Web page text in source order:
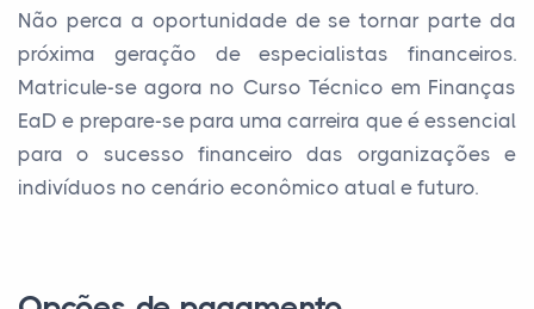
Não perca a oportunidade de se tornar parte da
próxima geração de especialistas financeiros.
Matricule-se agora no Curso Técnico em Finanças
EaD e prepare-se para uma carreira que é essencial
para o sucesso financeiro das organizações e
indivíduos no cenário econômico atual e futuro.